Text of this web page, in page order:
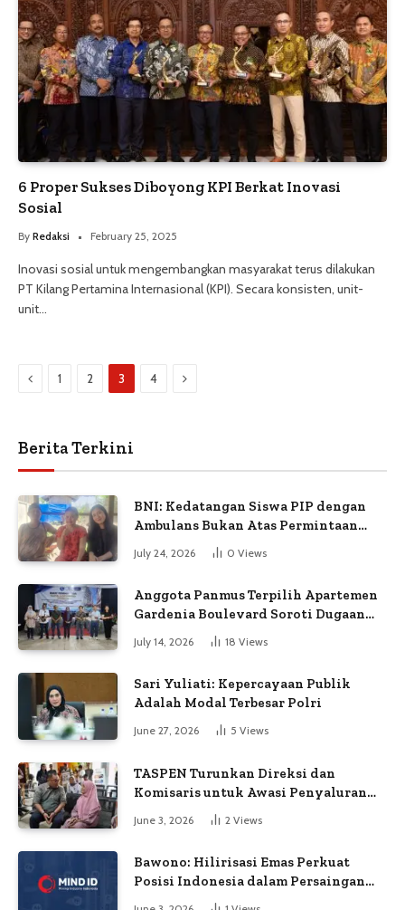
6 Proper Sukses Diboyong KPI Berkat Inovasi
Sosial
By Redaksi February 25, 2025
Inovasi sosial untuk mengembangkan masyarakat terus dilakukan
PT Kilang Pertamina Internasional (KPI). Secara konsisten, unit-
unit…
Previous
1 2 3 4 Next
Berita Terkini
BNI: Kedatangan Siswa PIP dengan
Ambulans Bukan Atas Permintaan
July 24, 2026 0 Views
Anggota Panmus Terpilih Apartemen
Gardenia Boulevard Soroti Dugaan
Kejanggalan Voting
July 14, 2026 18 Views
Sari Yuliati: Kepercayaan Publik
Adalah Modal Terbesar Polri
June 27, 2026 5 Views
TASPEN Turunkan Direksi dan
Komisaris untuk Awasi Penyaluran
June 3, 2026 2 Views
Bawono: Hilirisasi Emas Perkuat
Posisi Indonesia dalam Persaingan
Industri Global